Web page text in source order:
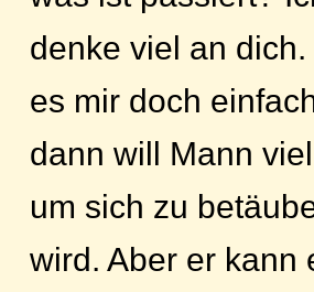
denke viel an
es mir doch
dann will Mann
um sich zu
wird. Aber er kann